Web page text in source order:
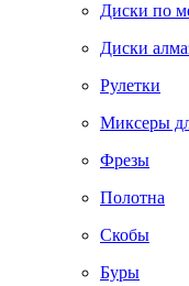
Диски по
Диски
Рулетки
Миксеры
Фрезы
Полотна
Скобы
Буры